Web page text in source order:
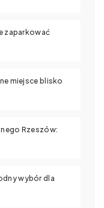
zaparkować
miejsce blisko
Rzeszów:
wybór dla